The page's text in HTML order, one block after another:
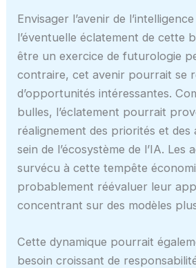
Envisager l’avenir de
l’éventuelle éclatement de cette
être un exercice de futurologie
contraire, cet avenir pourrait se
d’opportunités intéressantes.
bulles, l’éclatement pourrait
réalignement des priorités et des
sein de l’écosystème de l’IA. Les
survécu à cette tempête
probablement réévaluer leur
concentrant sur des modèles
Cette dynamique pourrait
besoin croissant de